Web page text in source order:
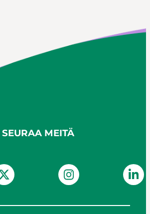
SEURAA MEITÄ